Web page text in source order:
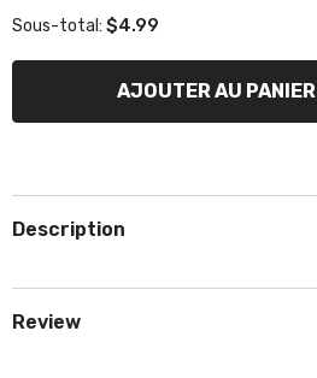
de
cable
de
cable
à
accélérateur
Sous-total: $4.99
AJOUTER AU PANIER
Description
Review